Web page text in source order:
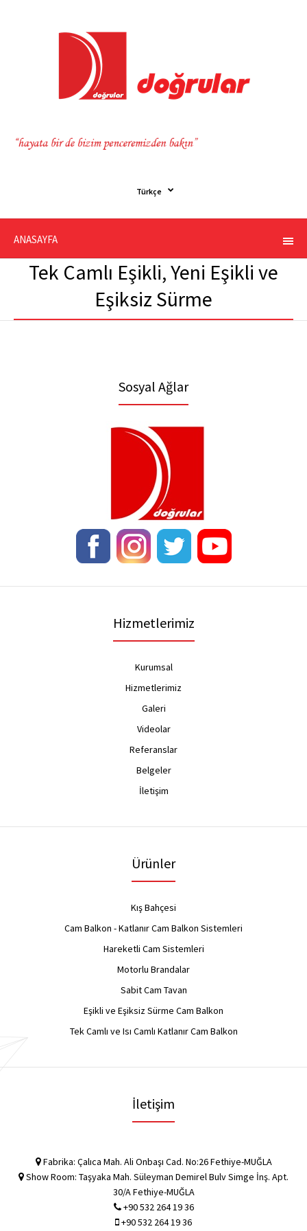
Türkçe
ANASAYFA
Tek Camlı Eşikli, Yeni Eşikli ve
Eşiksiz Sürme
Sosyal Ağlar
Hizmetlerimiz
Kurumsal
Hizmetlerimiz
Galeri
Videolar
Referanslar
Belgeler
İletişim
Ürünler
Kış Bahçesi
Cam Balkon - Katlanır Cam Balkon Sistemleri
Hareketli Cam Sistemleri
Motorlu Brandalar
Sabit Cam Tavan
Eşikli ve Eşiksiz Sürme Cam Balkon
Tek Camlı ve Isı Camlı Katlanır Cam Balkon
İletişim
Fabrika: Çalıca Mah. Ali Onbaşı Cad. No:26 Fethiye-MUĞLA
Show Room: Taşyaka Mah. Süleyman Demirel Bulv Simge İnş. Apt.
30/A Fethiye-MUĞLA
+90 532 264 19 36
+90 532 264 19 36